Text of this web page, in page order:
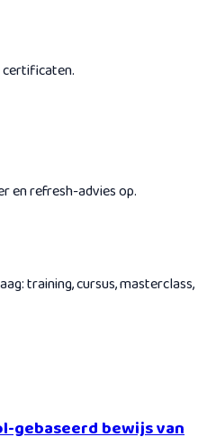
certificaten.
en refresh-advies op.
training, cursus, masterclass,
gebaseerd bewijs van